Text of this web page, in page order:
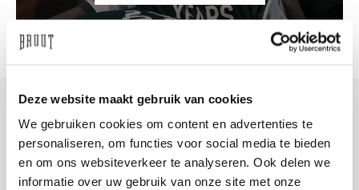
Deze website maakt gebruik van cookies
We gebruiken cookies om content en advertenties te
personaliseren, om functies voor social media te bieden
en om ons websiteverkeer te analyseren. Ook delen we
informatie over uw gebruik van onze site met onze
+31 23 205 2006
info@bruut.nl